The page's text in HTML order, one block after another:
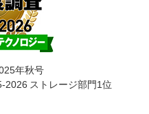
年秋号
2026 ストレージ部門1位